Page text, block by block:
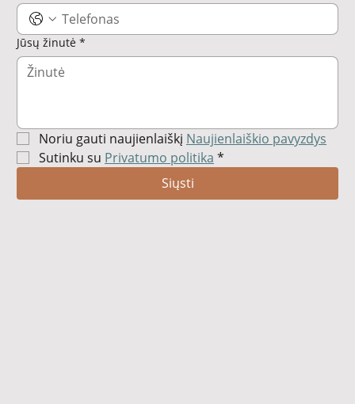
Jūsų žinutė *
Noriu gauti naujienlaiškį Naujienlaiškio pavyzdys
Sutinku su Privatumo politika *
Siųsti